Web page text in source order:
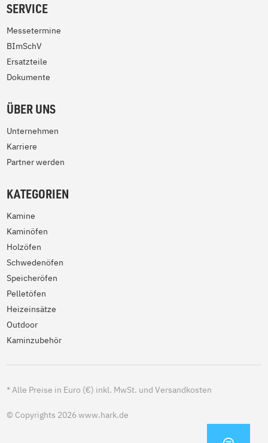
SERVICE
Messetermine
BImSchV
Ersatzteile
Dokumente
ÜBER UNS
Unternehmen
Karriere
Partner werden
KATEGORIEN
Kamine
Kaminöfen
Holzöfen
Schwedenöfen
Speicheröfen
Pelletöfen
Heizeinsätze
Outdoor
Kaminzubehör
*Alle Preise in Euro (€) inkl. MwSt. und Versandkosten
© Copyrights 2026 www.hark.de